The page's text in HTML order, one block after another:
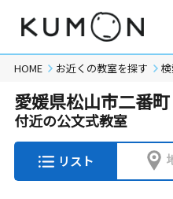
HOME お近くの教室を探す
愛媛県松山市二番
付近の公文式教室
リスト